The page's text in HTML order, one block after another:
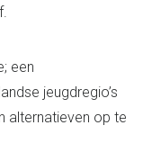
een
jeugdregio’s
alternatieven op te